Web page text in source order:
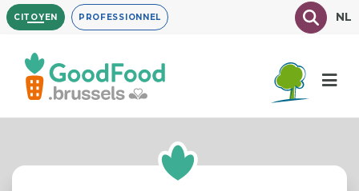
Aller
au
contenu
principal
CITOYEN PROFESSIONNEL TexteNL